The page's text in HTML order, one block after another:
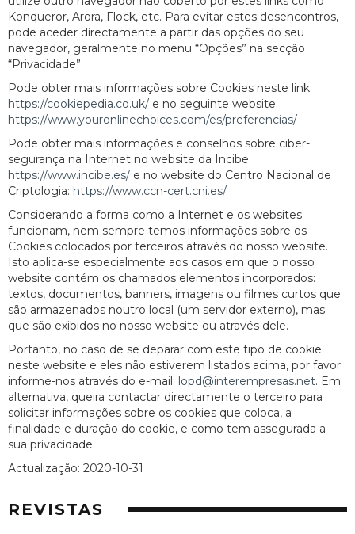
Konqueror, Arora, Flock, etc. Para evitar estes desencontros,
pode aceder directamente a partir das opções do seu
navegador, geralmente no menu “Opções” na secção
“Privacidade”.
Pode obter mais informações sobre Cookies neste link:
https://cookiepedia.co.uk/ e no seguinte website:
https://www.youronlinechoices.com/es/preferencias/
Pode obter mais informações e conselhos sobre ciber-
segurança na Internet no website da Incibe:
https://www.incibe.es/ e no website do Centro Nacional de
Criptologia: https://www.ccn-cert.cni.es/
Considerando a forma como a Internet e os websites
funcionam, nem sempre temos informações sobre os
Cookies colocados por terceiros através do nosso website.
Isto aplica-se especialmente aos casos em que o nosso
website contém os chamados elementos incorporados:
textos, documentos, banners, imagens ou filmes curtos que
são armazenados noutro local (um servidor externo), mas
que são exibidos no nosso website ou através dele.
Portanto, no caso de se deparar com este tipo de cookie
neste website e eles não estiverem listados acima, por favor
informe-nos através do e-mail: lopd@interempresas.net. Em
alternativa, queira contactar directamente o terceiro para
solicitar informações sobre os cookies que coloca, a
finalidade e duração do cookie, e como tem assegurada a
sua privacidade.
Actualização: 2020-10-31
REVISTAS